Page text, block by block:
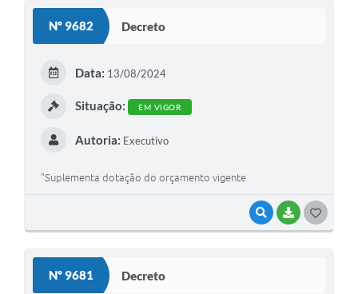
Nº 9682 Decreto
VISUALIZAR
BAIXAR
Data: 13/08/2024
Situação: EM VIGOR
Autoria: Executivo
"Suplementa dotação do orçamento vigente
Nº 9681 Decreto